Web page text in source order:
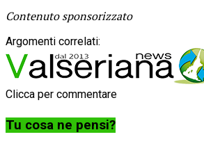
Contenuto sponsorizzato
Argomenti correlati:
Clicca per commentare
Tu cosa ne pensi?